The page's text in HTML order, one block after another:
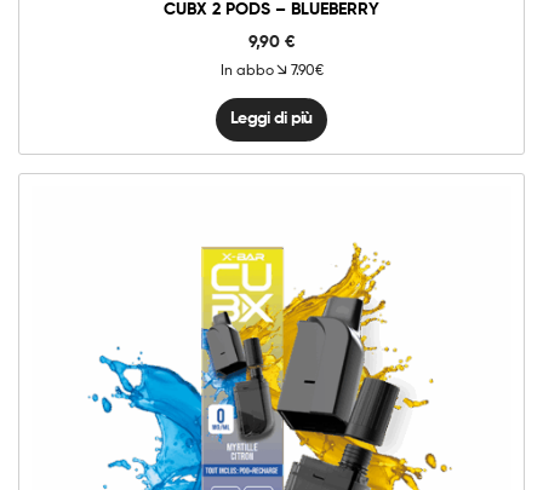
CUBX 2 PODS – BLUEBERRY
9,90 €
In abbo 7.90€
Leggi di più